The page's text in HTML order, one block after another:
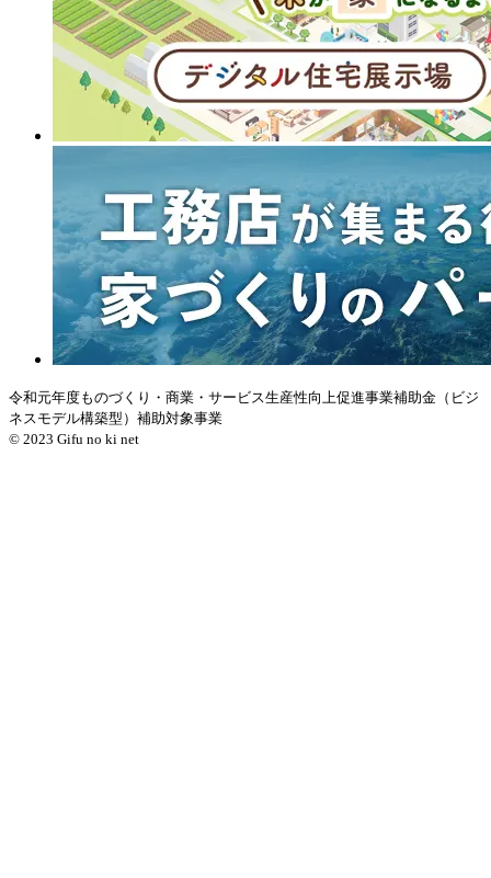
令和元年度ものづくり・商業・サービス生産性向上促進事業補助金（ビジ
ネスモデル構築型）補助対象事業
© 2023 Gifu no ki net